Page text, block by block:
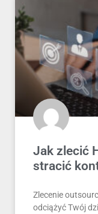
Jak zlecić
stracić
Zlecenie
odciążyć Twój